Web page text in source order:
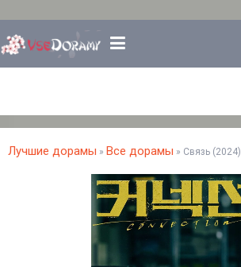
Лучшие дорамы » Все дорамы » Связь (2024)